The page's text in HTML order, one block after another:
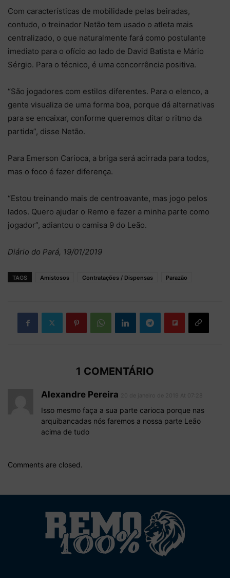
Com características de mobilidade pelas beiradas,
contudo, o treinador Netão tem usado o atleta mais
centralizado, o que naturalmente fará como postulante
imediato para o ofício ao lado de David Batista e Mário
Sérgio. Para o técnico, é uma concorrência positiva.
“São jogadores com estilos diferentes. Para o elenco, a
gente visualiza de uma forma boa, porque dá alternativas
para se encaixar, conforme queremos ditar o ritmo da
partida”, disse Netão.
Para Emerson Carioca, a briga será acirrada para todos,
mas o foco é fazer diferença.
“Estou treinando mais de centroavante, mas jogo pelos
lados. Quero ajudar o Remo e fazer a minha parte como
jogador”, adiantou o camisa 9 do Leão.
Diário do Pará, 19/01/2019
TAGS Amistosos Contratações / Dispensas Parazão
1 COMENTÁRIO
Alexandre Pereira
Isso mesmo faça a sua parte carioca porque nas
arquibancadas nós faremos a nossa parte Leão
acima de tudo
Comments are closed.